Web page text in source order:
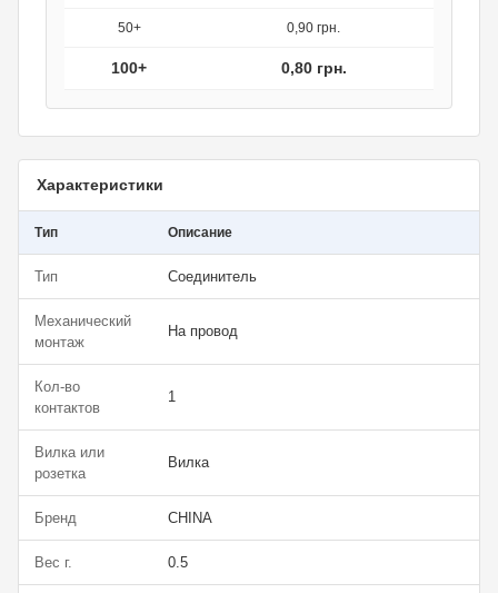
50+ 0,90 грн.
100+ 0,80 грн.
Характеристики
Тип Описание
Тип Соединитель
Механический
монтаж
На провод
Кол-во
контактов
1
Вилка или
розетка
Вилка
Бренд CHINA
Вес г. 0.5